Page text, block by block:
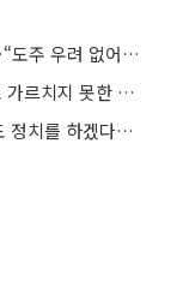
‘마약밀반입’ 홍정욱 딸, 구속영장 기각…“도주 우려 없어, 초범인 것 참작해”
홍정욱, 딸 마약 밀반입에 사과…“제대로 가르치지 못한 내 탓…딸도 뉘우치고 있어”
홍정욱 아버지, 남궁원 "조용히 있는 것도 정치를 하겠다는 덕목"